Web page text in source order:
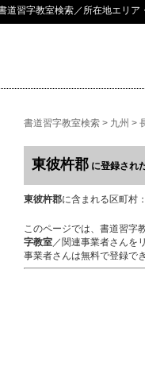
道習字教室検索／所在地エリア
書道習字教室検索 > 九州 >
東彼杵郡 に登録され
東彼杵郡に含まれる区町村
このページでは、書道習字
字教室／関連事業者さんを
事業者さんは無料で登録で